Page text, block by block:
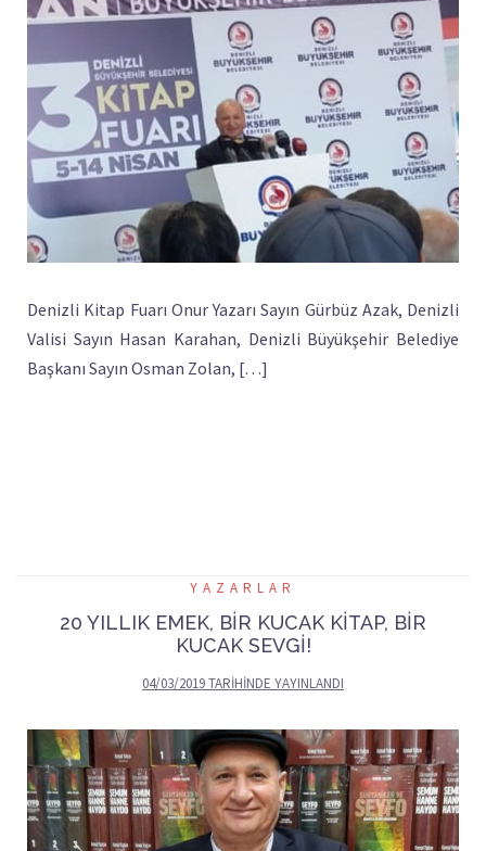
Denizli Kitap Fuarı Onur Yazarı Sayın Gürbüz Azak, Denizli
Valisi Sayın Hasan Karahan, Denizli Büyükşehir Belediye
Başkanı Sayın Osman Zolan, […]
YAZARLAR
20 YILLIK EMEK, BİR KUCAK KİTAP, BİR
KUCAK SEVGİ!
04/03/2019TARIHINDE YAYINLANDI